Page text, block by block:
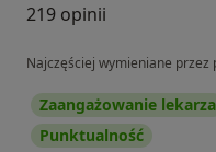
219 opinii
Najczęściej wymieniane przez
Zaangażowanie lekarza
Punktualność